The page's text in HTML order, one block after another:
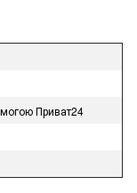
Приват24